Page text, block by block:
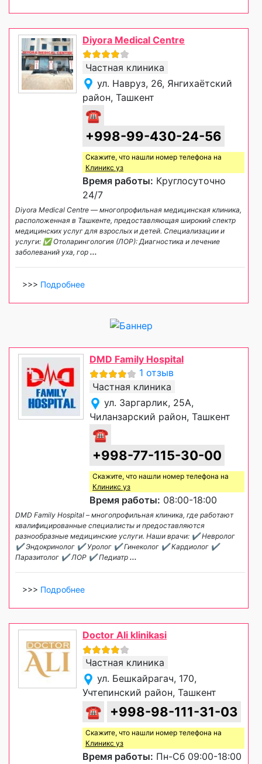
Diyora Medical Centre
Частная клиника
ул. Навруз, 26, Янгихаётский
район, Ташкент
☎
+998-99-430-24-56
Скажите, что нашли номер телефона на
Клиникс уз
Время работы: Круглосуточно
24/7
Diyora Medical Centre — многопрофильная медицинская клиника,
расположенная в Ташкенте, предоставляющая широкий спектр
медицинских услуг для взрослых и детей. Специализации и
услуги: ✅ Отоларингология (ЛОР): Диагностика и лечение
заболеваний уха, гор ...
>>> Подробнее
DMD Family Hospital
1 отзыв
Частная клиника
ул. Заргарлик, 25А,
Чиланзарский район, Ташкент
☎
+998-77-115-30-00
Скажите, что нашли номер телефона на
Клиникс уз
Время работы: 08:00-18:00
DMD Family Hospital – многопрофильная клиника, где работают
квалифицированные специалисты и предоставляются
разнообразные медицинские услуги. Наши врачи: ✔ Невролог
✔ Эндокринолог ✔ Уролог ✔ Гинеколог ✔ Кардиолог ✔
Паразитолог ✔ ЛОР ✔ Педиатр ...
>>> Подробнее
Doctor Ali klinikasi
Частная клиника
ул. Бешкайрагач, 170,
Учтепинский район, Ташкент
☎ +998-98-111-31-03
Скажите, что нашли номер телефона на
Клиникс уз
Время работы: Пн-Сб 09:00-18:00